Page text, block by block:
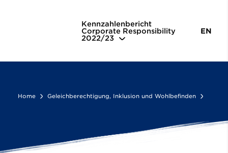
Kennzahlenbericht
Corporate Responsibility
2022/23
EN
Home Geleichberechtigung, Inklusion und Wohlbefinden